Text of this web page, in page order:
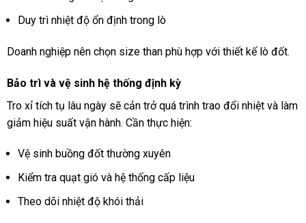
Duy trì nhiệt độ ổn định trong lò
Doanh nghiệp nên chọn size than phù hợp với thiết kế lò đốt.
Bảo trì và vệ sinh hệ thống định kỳ
Tro xỉ tích tụ lâu ngày sẽ cản trở quá trình trao đổi nhiệt và làm
giảm hiệu suất vận hành. Cần thực hiện:
Vệ sinh buồng đốt thường xuyên
Kiểm tra quạt gió và hệ thống cấp liệu
Theo dõi nhiệt độ khói thải